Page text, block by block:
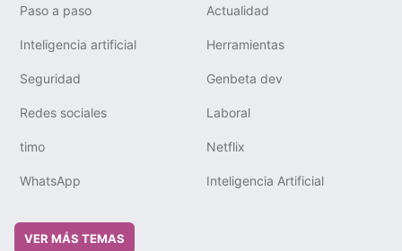
Paso a paso Actualidad
Inteligencia artificial Herramientas
Seguridad Genbeta dev
Redes sociales Laboral
timo Netflix
WhatsApp Inteligencia Artificial
VER MÁS TEMAS